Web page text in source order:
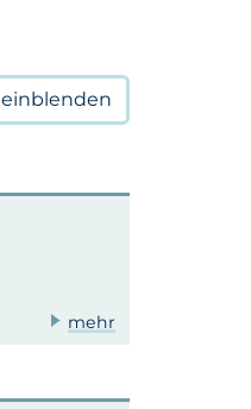
einblenden
mehr